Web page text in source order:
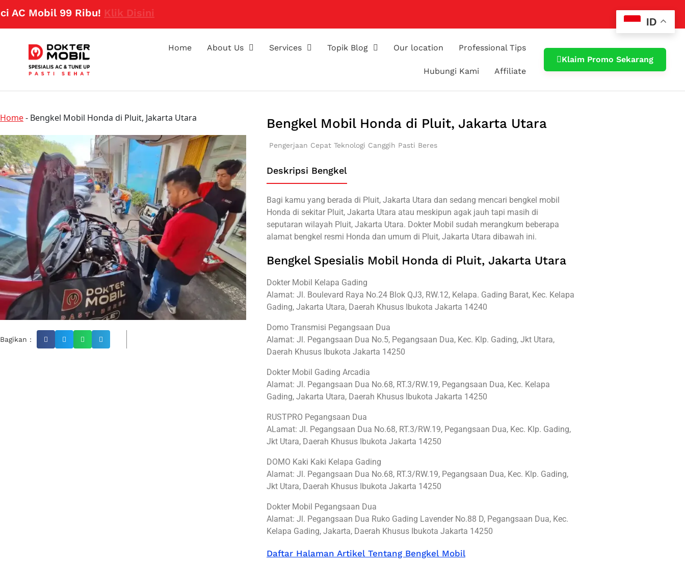
99 Ribu! Klik Disini
Home About Us Services Topik Blog Our location Professional Tips
Hubungi Kami Affiliate
Klaim Promo Sekarang
Home- Bengkel Mobil Honda di Pluit, Jakarta Utara
Bagikan :
Bengkel Mobil Honda di Pluit, Jakarta Utara
Pengerjaan Cepat Teknologi Canggih Pasti Beres
Deskripsi Bengkel
Bagi kamu yang berada di Pluit, Jakarta Utara dan sedang mencari bengkel mobil
Honda di sekitar Pluit, Jakarta Utara atau meskipun agak jauh tapi masih di
seputaran wilayah Pluit, Jakarta Utara. Dokter Mobil sudah merangkum beberapa
alamat bengkel resmi Honda dan umum di Pluit, Jakarta Utara dibawah ini.
Bengkel Spesialis Mobil Honda di Pluit, Jakarta Utara
Dokter Mobil Kelapa Gading
Alamat: Jl. Boulevard Raya No.24 Blok QJ3, RW.12, Kelapa. Gading Barat, Kec. Kelapa
Gading, Jakarta Utara, Daerah Khusus Ibukota Jakarta 14240
Domo Transmisi Pegangsaan Dua
Alamat: Jl. Pegangsaan Dua No.5, Pegangsaan Dua, Kec. Klp. Gading, Jkt Utara,
Daerah Khusus Ibukota Jakarta 14250
Dokter Mobil Gading Arcadia
Alamat: Jl. Pegangsaan Dua No.68, RT.3/RW.19, Pegangsaan Dua, Kec. Kelapa
Gading, Jakarta Utara, Daerah Khusus Ibukota Jakarta 14250
RUSTPRO Pegangsaan Dua
ALamat: Jl. Pegangsaan Dua No.68, RT.3/RW.19, Pegangsaan Dua, Kec. Klp. Gading,
Jkt Utara, Daerah Khusus Ibukota Jakarta 14250
DOMO Kaki Kaki Kelapa Gading
Alamat: Jl. Pegangsaan Dua No.68, RT.3/RW.19, Pegangsaan Dua, Kec. Klp. Gading,
Jkt Utara, Daerah Khusus Ibukota Jakarta 14250
Dokter Mobil Pegangsaan Dua
Alamat: Jl. Pegangsaan Dua Ruko Gading Lavender No.88 D, Pegangsaan Dua, Kec.
Kelapa Gading, Jakarta, Daerah Khusus Ibukota Jakarta 14250
Daftar Halaman Artikel Tentang Bengkel Mobil
ID